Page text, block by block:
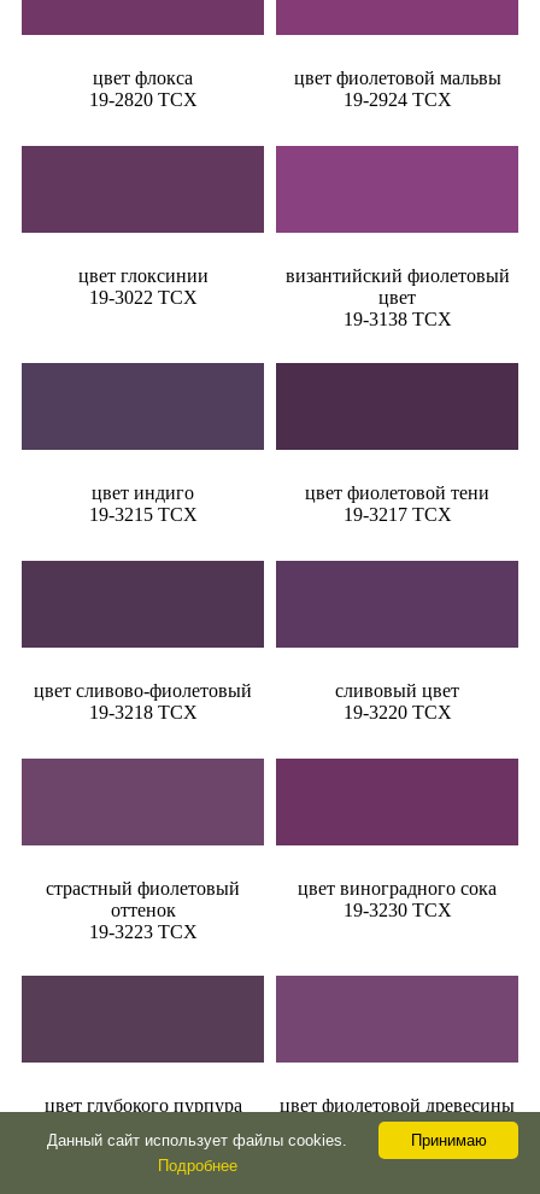
цвет флокса
19-2820 TCX
цвет фиолетовой мальвы
19-2924 TCX
цвет глоксинии
19-3022 TCX
византийский фиолетовый
цвет
19-3138 TCX
цвет индиго
19-3215 TCX
цвет фиолетовой тени
19-3217 TCX
цвет сливово-фиолетовый
19-3218 TCX
сливовый цвет
19-3220 TCX
страстный фиолетовый
оттенок
19-3223 TCX
цвет виноградного сока
19-3230 TCX
цвет глубокого пурпура
цвет фиолетовой древесины
19-3325 TCX
Принимаю
Данный сайт использует файлы cookies.
Подробнее